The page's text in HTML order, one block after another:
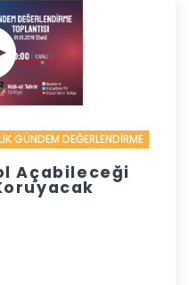
GÜNDEM DEĞERLENDİRME
Açabileceği